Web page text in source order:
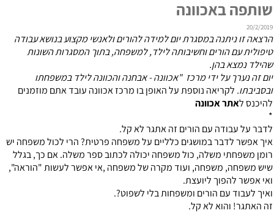
שותפה באכוונה
20/2/2019
הרצאה זו ניתנה במסגרת יום למידה להורים ולאנשי מקצוע בנושא עבודה
טיפולית עם הורים וחשיבותה לילד, למשפחה, בתוך המסגרות השונות
שהילד נמצא בהן.
יום זה נערך על ידי מרכז "אכוונה - אבחנה והכוונה לילד במשפחתו
ובסביבתו. לקריאה נוספת על האופן בו מרכז אכוונה עובד אתם מוזמנים
להיכנס לאתר אכוונה
*
לדבר על עבודה עם הורים זה אתגר לא קל.
איך אפשר לדבר במושגים כלליים על משפחה פרטית? הרי לכול משפחה יש
רומן משפחתי משלה, כול משפחה יכולה לכתוב ספר משלה. אם כך, בגלל
שיש משפחה, משפחה, ועוד מקרה של משפחה ,אי אפשר לעשות "הוראה",
ואי אפשר להפוך ליועצת.
ואיך לעבוד עם הורים ומשפחות בלי לשפוט?.
זה האתגר! והוא לא קל.